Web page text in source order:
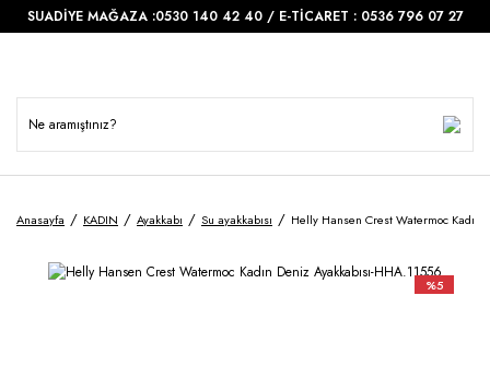
SUADİYE MAĞAZA :0530 140 42 40 / E-TİCARET : 0536 796 07 27
Anasayfa KADIN Ayakkabı Su ayakkabısı Helly Hansen Crest Watermoc Kadın
%5